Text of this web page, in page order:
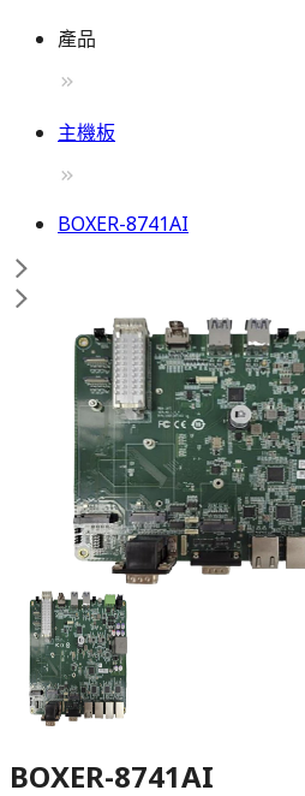
產品
主機板
BOXER-8741AI
BOXER-8741AI